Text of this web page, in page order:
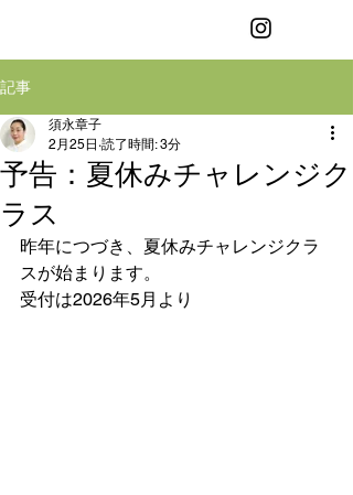
記事
予告：夏休みチャレンジク
ラス
須永章子
2月25日 読了時間: 3分
昨年につづき、夏休みチャレンジクラ
スが始まります。
受付は2026年5月より